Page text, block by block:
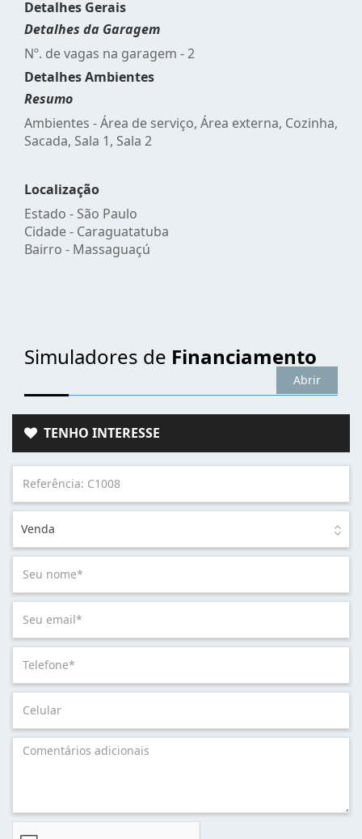
Detalhes Gerais
Detalhes da Garagem
Nº. de vagas na garagem - 2
Detalhes Ambientes
Resumo
Ambientes - Área de serviço, Área externa, Cozinha,
Sacada, Sala 1, Sala 2
Localização
Estado - São Paulo
Cidade - Caraguatatuba
Bairro - Massaguaçú
Simuladores de Financiamento
Abrir
TENHO INTERESSE
Venda